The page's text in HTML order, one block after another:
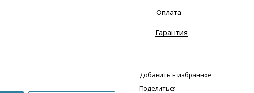
Оплата
Гарантия
Добавить в избранное
Поделиться